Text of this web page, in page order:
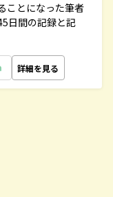
ことになった筆者
日間の記録と記
詳細を見る